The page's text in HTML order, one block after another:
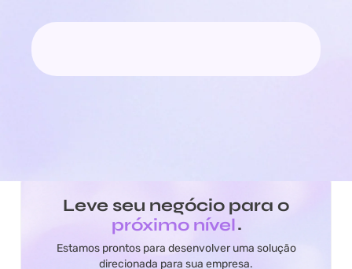
Leve seu negócio para o
próximo nível.
Estamos prontos para desenvolver uma solução
direcionada para sua empresa.